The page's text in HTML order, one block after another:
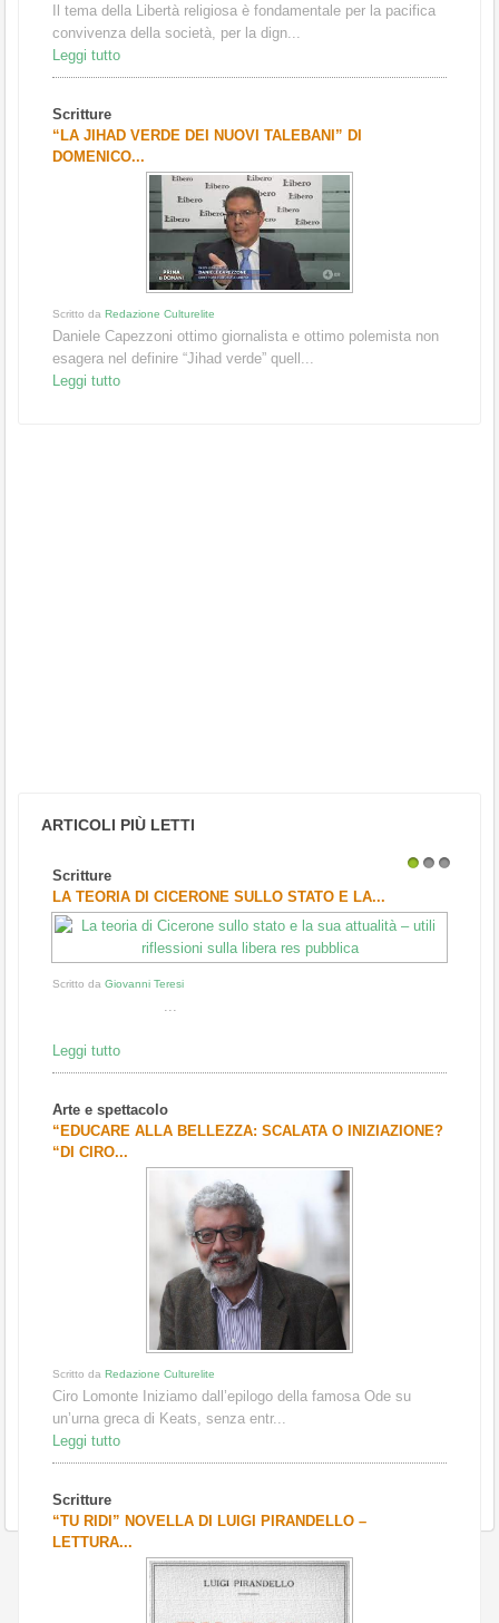
Il tema della Libertà religiosa è fondamentale per la pacifica
convivenza della società, per la dign...
Leggi tutto
Scritture
“LA JIHAD VERDE DEI NUOVI TALEBANI” DI
DOMENICO...
Scritto da Redazione Culturelite
Daniele Capezzoni ottimo giornalista e ottimo polemista non
esagera nel definire “Jihad verde” quell...
Leggi tutto
ARTICOLI PIÙ LETTI
Scritture
LA TEORIA DI CICERONE SULLO STATO E LA...
Scritto da Giovanni Teresi
Leggi tutto
Arte e spettacolo
“EDUCARE ALLA BELLEZZA: SCALATA O INIZIAZIONE?
“DI CIRO...
Scritto da Redazione Culturelite
Ciro Lomonte Iniziamo dall’epilogo della famosa Ode su
un’urna greca di Keats, senza entr...
Leggi tutto
Scritture
“TU RIDI” NOVELLA DI LUIGI PIRANDELLO –
LETTURA...